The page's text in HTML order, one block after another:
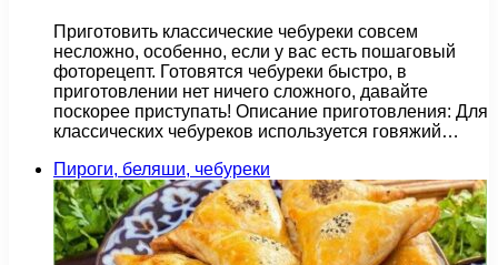
Приготовить классические чебуреки совсем
несложно, особенно, если у вас есть пошаговый
фоторецепт. Готовятся чебуреки быстро, в
приготовлении нет ничего сложного, давайте
поскорее приступать! Описание приготовления: Для
классических чебуреков используется говяжий…
Пироги, беляши, чебуреки